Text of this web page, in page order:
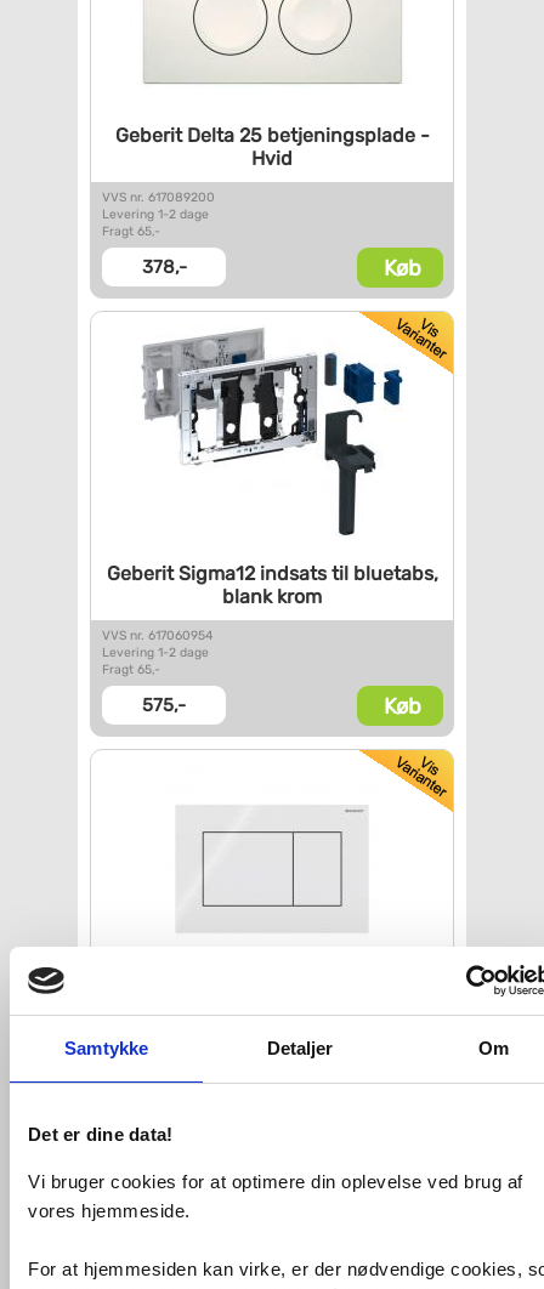
Samtykke Detaljer Om
Det er dine data!
Vi bruger cookies for at optimere din oplevelse ved brug af
vores hjemmeside.
For at hjemmesiden kan virke, er der nødvendige cookies,
Geberit Delta 25betjeningsplade -
Hvid
VVS nr. 617089200
Levering 1-2 dage
Fragt 65,-
378,- Køb
Geberit Sigma12 indsats tilbluetabs,
blank krom
VVS nr. 617060954
Levering 1-2 dage
Fragt 65,-
575,- Køb
Geberit Sigma 01 Square
489,-